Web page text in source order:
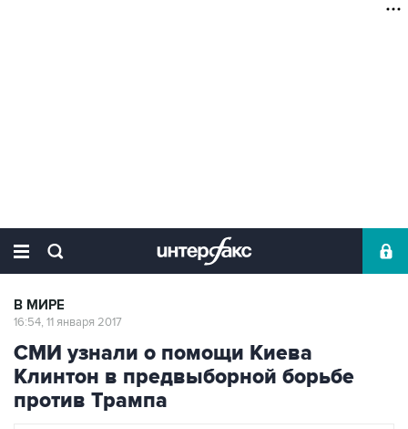
В МИРЕ
16:54, 11 января 2017
СМИ узнали о помощи Киева
Клинтон в предвыборной борьбе
против Трампа